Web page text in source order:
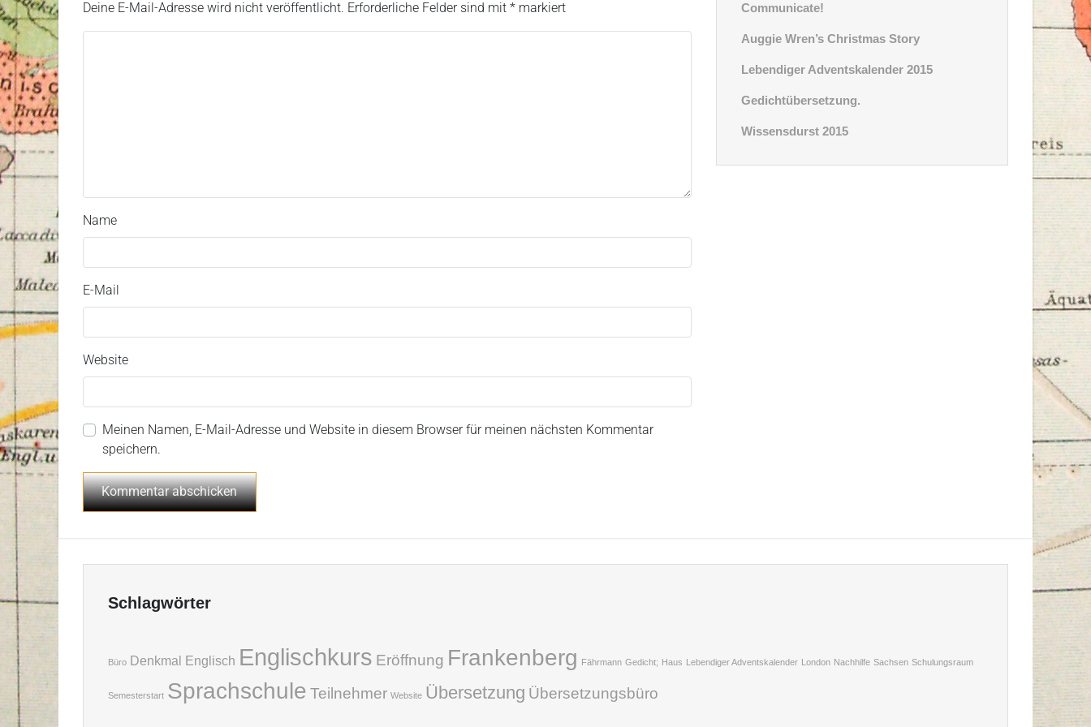
Deine E-Mail-Adresse wird nicht veröffentlicht. Erforderliche Felder sind mit * markiert
Name
E-Mail
Website
Meinen Namen, E-Mail-Adresse und Website in diesem Browser für meinen nächsten Kommentar
speichern.
Communicate!
Auggie Wren’s Christmas Story
Lebendiger Adventskalender 2015
Gedichtübersetzung.
Wissensdurst 2015
Schlagwörter
Büro Denkmal Englisch Englischkurs Eröffnung Frankenberg Fährmann Gedicht; Haus Lebendiger Adventskalender London Nachhilfe Sachsen Schulungsraum
Semesterstart Sprachschule Teilnehmer Website Übersetzung Übersetzungsbüro